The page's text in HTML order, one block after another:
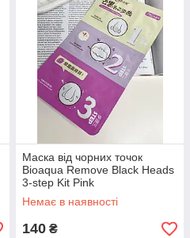
Маска від чорних точок
Bioaqua Remove Black Heads
3-step Kit Pink
Немає в наявності
140 ₴